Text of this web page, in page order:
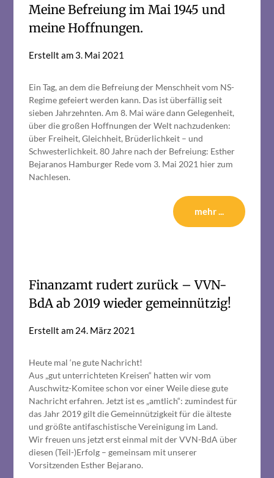
Meine Befreiung im Mai 1945 und
meine Hoffnungen.
Erstellt am 3. Mai 2021
Ein Tag, an dem die Befreiung der Menschheit vom NS-
Regime gefeiert werden kann. Das ist überfällig seit
sieben Jahrzehnten. Am 8. Mai wäre dann Gelegenheit,
über die großen Hoffnungen der Welt nachzudenken:
über Freiheit, Gleichheit, Brüderlichkeit – und
Schwesterlichkeit. 80 Jahre nach der Befreiung: Esther
Bejaranos Hamburger Rede vom 3. Mai 2021 hier zum
Nachlesen.
mehr ...
Finanzamt rudert zurück – VVN-
BdA ab 2019 wieder gemeinnützig!
Erstellt am 24. März 2021
Heute mal ‘ne gute Nachricht!
Aus „gut unterrichteten Kreisen“ hatten wir vom
Auschwitz-Komitee schon vor einer Weile diese gute
Nachricht erfahren. Jetzt ist es „amtlich“: zumindest für
das Jahr 2019 gilt die Gemeinnützigkeit für die älteste
und größte antifaschistische Vereinigung im Land.
Wir freuen uns jetzt erst einmal mit der VVN-BdA über
diesen (Teil-)Erfolg – gemeinsam mit unserer
Vorsitzenden Esther Bejarano.